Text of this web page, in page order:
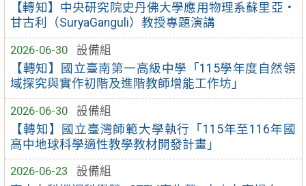
【轉知】中央研究院史丹佛大學應用物理系蘇里亞・
甘古利（SuryaGanguli）教授專題演講
2026-06-30
設備組
【轉知】國立臺南第一高級中學「115學年度自然領
域探究與實作初階及進階教師增能工作坊」
2026-06-30
設備組
【轉知】國立臺灣師範大學執行「115年至116年國
高中地球科學適性教學教材開發計畫」
2026-06-23
設備組